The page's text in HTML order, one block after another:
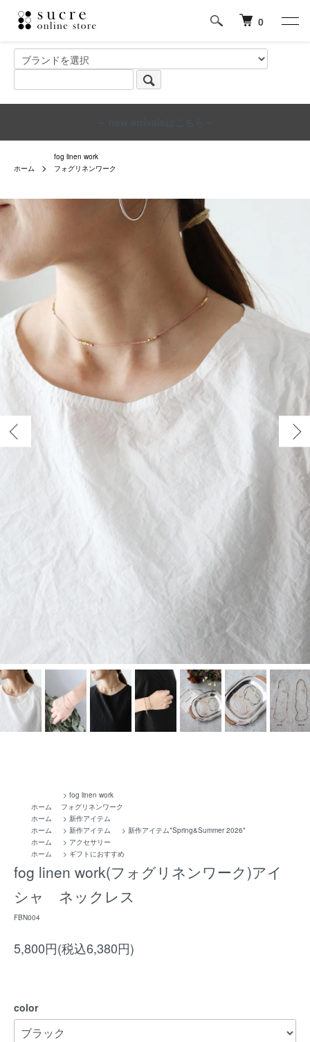
0
ホーム
fog linen work
フォグリネンワーク
ホーム
> fog linen work
フォグリネンワーク
ホーム
> 新作アイテム
ホーム
> 新作アイテム > 新作アイテム*Spring&Summer 2026*
ホーム
> アクセサリー
ホーム
> ギフトにおすすめ
fog linen work(フォグリネンワーク)アイ
シャ ネックレス
FBN004
5,800円(税込6,380円)
color